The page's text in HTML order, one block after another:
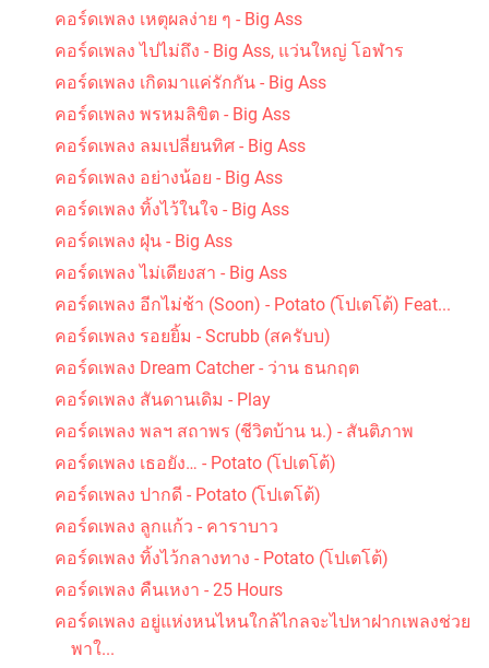
คอร์ดเพลง เหตุผลง่าย ๆ - Big Ass
คอร์ดเพลง ไปไม่ถึง - Big Ass, แว่นใหญ่ โอฬาร
คอร์ดเพลง เกิดมาแค่รักกัน - Big Ass
คอร์ดเพลง พรหมลิขิต - Big Ass
คอร์ดเพลง ลมเปลี่ยนทิศ - Big Ass
คอร์ดเพลง อย่างน้อย - Big Ass
คอร์ดเพลง ทิ้งไว้ในใจ - Big Ass
คอร์ดเพลง ฝุ่น - Big Ass
คอร์ดเพลง ไม่เดียงสา - Big Ass
คอร์ดเพลง อีกไม่ช้า (Soon) - Potato (โปเตโต้) Feat...
คอร์ดเพลง รอยยิ้ม - Scrubb (สครับบ)
คอร์ดเพลง Dream Catcher - ว่าน ธนกฤต
คอร์ดเพลง สันดานเดิม - Play
คอร์ดเพลง พลฯ สถาพร (ชีวิตบ้าน น.) - สันติภาพ
คอร์ดเพลง เธอยัง… - Potato (โปเตโต้)
คอร์ดเพลง ปากดี - Potato (โปเตโต้)
คอร์ดเพลง ลูกแก้ว - คาราบาว
คอร์ดเพลง ทิ้งไว้กลางทาง - Potato (โปเตโต้)
คอร์ดเพลง คืนเหงา - 25 Hours
คอร์ดเพลง อยู่แห่งหนไหนใกล้ไกลจะไปหาฝากเพลงช่วย
พาใ...